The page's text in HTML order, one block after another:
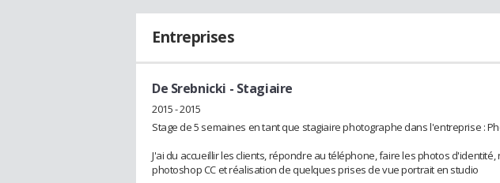
Entreprises
De Srebnicki - Stagiaire
2015 - 2015
Stage de 5 semaines en tant que stagiaire photographe dans l'entreprise :
J'ai du accueillir les clients, répondre au téléphone, faire les photos
photoshop CC et réalisation de quelques prises de vue portrait en studio